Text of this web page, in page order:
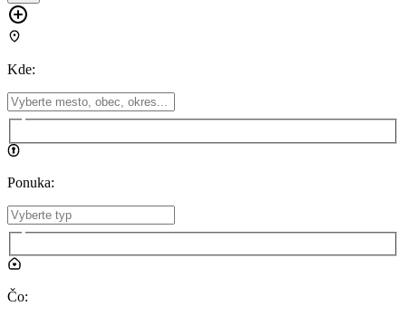
Kde:
Ponuka:
Čo: